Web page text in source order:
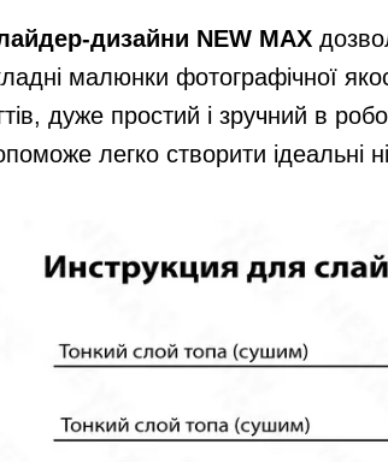
дизайни NEW MAX
малюнки фотографічної
дуже простий і зручний в
легко створити ідеальні